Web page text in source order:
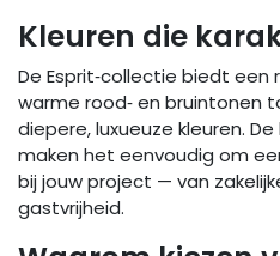
Kleuren die
De Esprit‑collectie biedt een
warme rood‑ en bruintonen
diepere, luxueuze kleuren.
maken het eenvoudig om
bij jouw project — van
gastvrijheid.